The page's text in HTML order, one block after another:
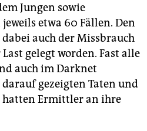
Jungen sowie
etwa 60 Fällen. Den
auch der Missbrauch
gelegt worden. Fast alle
auch im Darknet
gezeigten Taten und
hatten Ermittler an ihre